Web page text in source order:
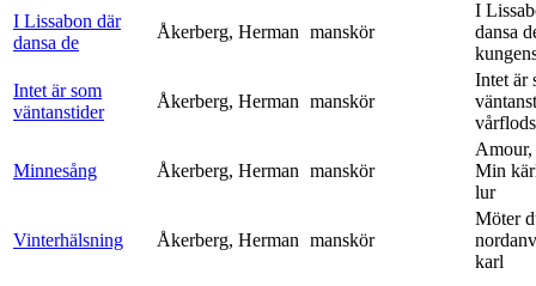
I Lissabon där
dansa de
Åkerberg, Herman manskör
I
dansa
Intet är som
väntanstider
Åkerberg, Herman manskör
Intet är
Minnesång Åkerberg, Herman manskör
Min
lur
Vinterhälsning Åkerberg, Herman manskör
Möter
karl